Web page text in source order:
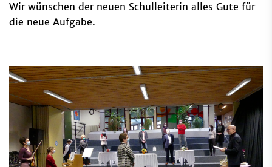
Wir wünschen der neuen Schulleiterin alles Gute für
die neue Aufgabe.